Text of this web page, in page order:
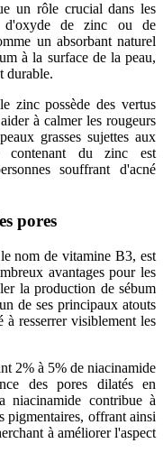
un rôle crucial dans les
d'oxyde de zinc ou de
un absorbant naturel
à la surface de la peau,
durable.
zinc possède des vertus
à calmer les rougeurs
grasses sujettes aux
contenant du zinc est
souffrant d'acné
pores
nom de vitamine B3, est
avantages pour les
la production de sébum
de ses principaux atouts
à resserrer visiblement les
2% à 5% de niacinamide
des pores dilatés en
niacinamide contribue à
pigmentaires, offrant ainsi
à améliorer l'aspect